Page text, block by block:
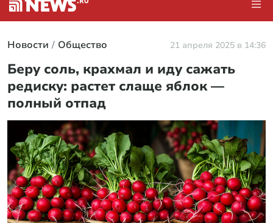
Новости Общество 21 апреля 2025 в 14:36
Беру соль, крахмал и иду сажать
редиску: растет слаще яблок —
полный отпад